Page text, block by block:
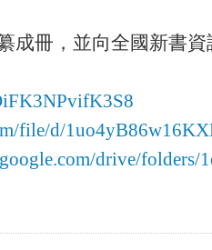
成冊，並向全國新書
file/d/
drive/